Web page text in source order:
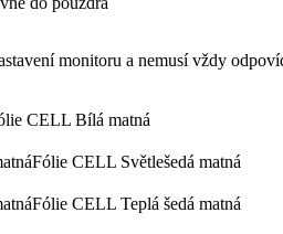
monitoru a nemusí vždy
CELL Bílá matná
Fólie CELL Světlešedá matná
Fólie CELL Teplá šedá matná